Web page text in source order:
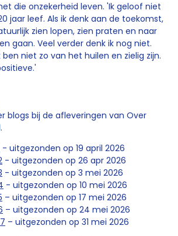
die onzekerheid leven. 'Ik geloof niet
jaar leef. Als ik denk aan de toekomst,
zien lopen, zien praten en naar
gaan. Veel verder denk ik nog niet.
ben niet zo van het huilen en zielig zijn.
blogs bij de afleveringen van Over
- uitgezonden op 19 april 2026
- uitgezonden op 26 apr 2026
- uitgezonden op 3 mei 2026
- uitgezonden op 10 mei 2026
– uitgezonden op 17 mei 2026
– uitgezonden op 24 mei 2026
– uitgezonden op 31 mei 2026